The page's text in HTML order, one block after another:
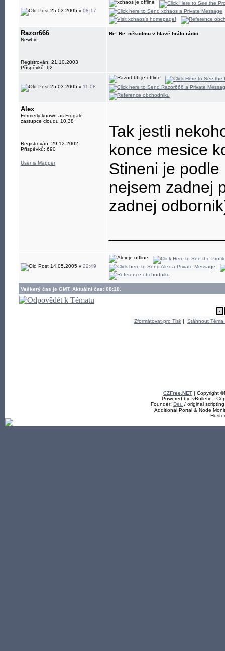
25.03.2005 v 08:17
Razor666
Newbie
Registrován: 21.10.2003
Příspěvků: 62
Re: Re: někodmu v hlavě hrálo rádio
25.03.2005 v 11:08
Alex
Formerly known as Frogale
zastupce cloudu 10.38
Registrován: 29.12.2002
Příspěvků: 690
User is Mapper
Tak jestli
konce mesice
Stineni je
nejsem zadnej
zadnej
14.05.2005 v 22:49
Veškerý čas je GMT. Aktuální čas: 08:10.
‹
Zformátovat pro Tisk | Stáhnout Téma
CZFree.NET| Copyright
Powered by: vBulletin -
Founder: Deu / original
Additional Portal & Node